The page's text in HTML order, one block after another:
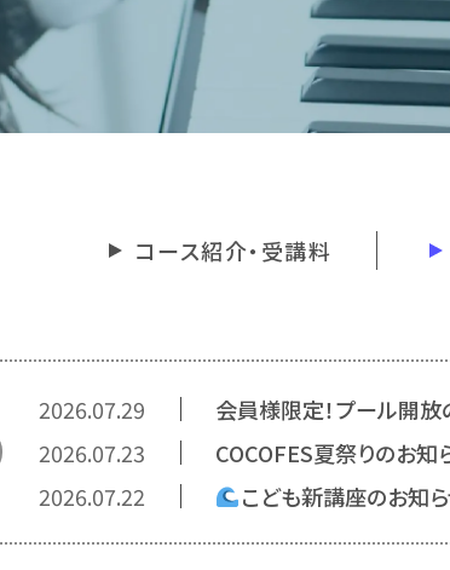
コース紹介・受講料
2026.07.29
会員様限定！プール開放
2026.07.23
COCOFES夏祭りのお知
2026.07.22
こども新講座のお知